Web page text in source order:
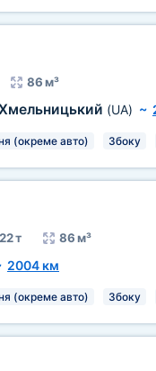
86 м³
(UA) ~
(окреме авто) Збоку
22 т 86 м³
2004 км
(окреме авто) Збоку